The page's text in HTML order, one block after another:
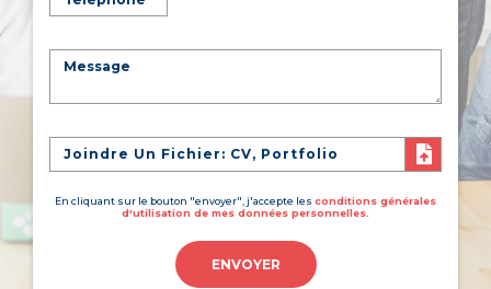
Joindre Un Fichier: CV, Portfolio
En cliquant sur le bouton "envoyer", j'accepte les conditions générales
d'utilisation de mes données personnelles.
ENVOYER